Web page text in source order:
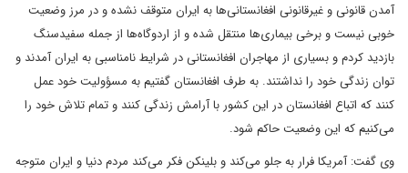
آمدن قانونی و غیرقانونی افغانستانی‌ها به ایران متوقف نشده و در مرز وضعیت
خوبی نیست و برخی بیماری‌ها منتقل شده و از اردوگاه‌ها از جمله سفیدسنگ
بازدید کردم و بسیاری از مهاجران افغانستانی در شرایط نامناسبی به ایران آمدند و
توان زندگی خود را نداشتند. به طرف افغانستان گفتیم به مسؤولیت خود عمل
کنند که اتباع افغانستان در این کشور با آرامش زندگی کنند و تمام تلاش خود را
می‌کنیم که این وضعیت حاکم شود.
وی گفت: آمریکا فرار به جلو می‌کند و بلینکن فکر می‌کند مردم دنیا و ایران متوجه